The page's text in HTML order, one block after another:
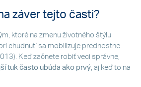
záver tejto časti?
ktoré na zmenu životného štýlu
chudnutí sa mobilizuje prednostne
Keď začnete robiť veci správne,
tuk často ubúda ako prvý, aj keď to na